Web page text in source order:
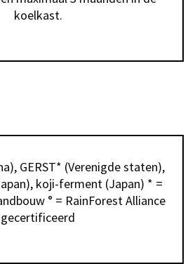
koelkast.
GERST* (Verenigde staten),
koji-ferment (Japan) * =
° = RainForest Alliance
gecertificeerd